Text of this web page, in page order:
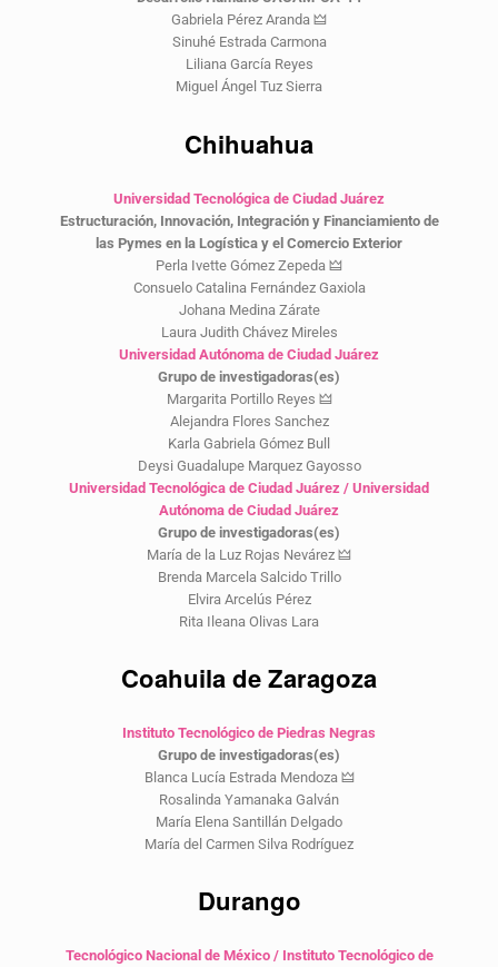
Gabriela Pérez Aranda 🜲
Sinuhé Estrada Carmona
Liliana García Reyes
Miguel Ángel Tuz Sierra
Chihuahua
Universidad Tecnológica de Ciudad Juárez
Estructuración, Innovación, Integración y Financiamiento de
las Pymes en la Logística y el Comercio Exterior
Perla Ivette Gómez Zepeda 🜲
Consuelo Catalina Fernández Gaxiola
Johana Medina Zárate
Laura Judith Chávez Mireles
Universidad Autónoma de Ciudad Juárez
Grupo de investigadoras(es)
Margarita Portillo Reyes 🜲
Alejandra Flores Sanchez
Karla Gabriela Gómez Bull
Deysi Guadalupe Marquez Gayosso
Universidad Tecnológica de Ciudad Juárez / Universidad
Autónoma de Ciudad Juárez
Grupo de investigadoras(es)
María de la Luz Rojas Nevárez 🜲
Brenda Marcela Salcido Trillo
Elvira Arcelús Pérez
Rita Ileana Olivas Lara
Coahuila de Zaragoza
Instituto Tecnológico de Piedras Negras
Grupo de investigadoras(es)
Blanca Lucía Estrada Mendoza 🜲
Rosalinda Yamanaka Galván
María Elena Santillán Delgado
María del Carmen Silva Rodríguez
Durango
Tecnológico Nacional de México / Instituto Tecnológico de